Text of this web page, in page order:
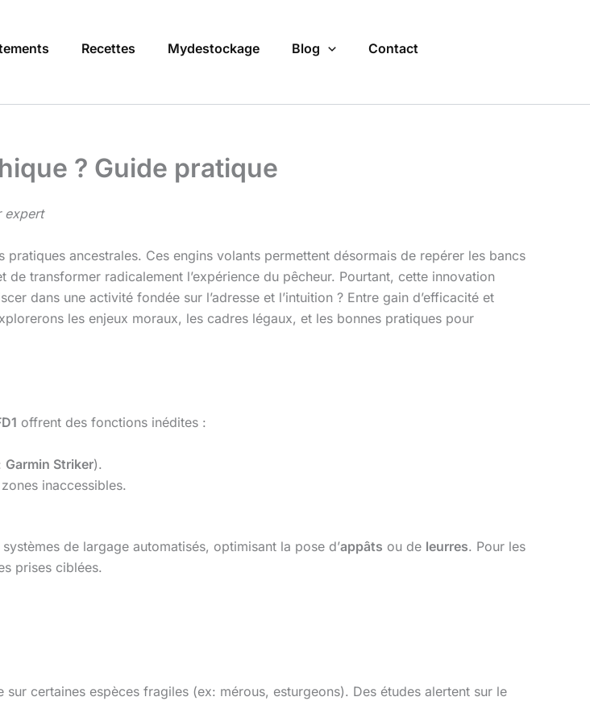
Recettes Mydestockage Blog Contact
? Guide pratique
expert
pratiques ancestrales. Ces engins volants permettent désormais de repérer les bancs
de transformer radicalement l’expérience du pêcheur. Pourtant, cette innovation
dans une activité fondée sur l’adresse et l’intuition ? Entre gain d’efficacité et
les enjeux moraux, les cadres légaux, et les bonnes pratiques pour
offrent des fonctions inédites :
Garmin Striker).
inaccessibles.
de largage automatisés, optimisant la pose d’appâts ou de leurres. Pour les
prises ciblées.
certaines espèces fragiles (ex: mérous, esturgeons). Des études alertent sur le